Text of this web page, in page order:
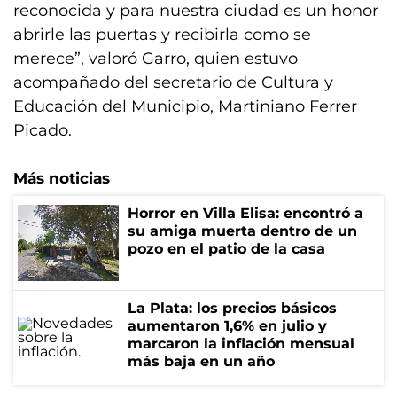
reconocida y para nuestra ciudad es un honor
abrirle las puertas y recibirla como se
merece”, valoró Garro, quien estuvo
acompañado del secretario de Cultura y
Educación del Municipio, Martiniano Ferrer
Picado.
Más noticias
Horror en Villa Elisa: encontró a
su amiga muerta dentro de un
pozo en el patio de la casa
La Plata: los precios básicos
aumentaron 1,6% en julio y
marcaron la inflación mensual
más baja en un año